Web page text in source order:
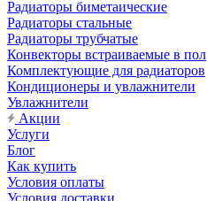
Радиаторы биметаические
Радиаторы стальные
Радиаторы трубчатые
Конвекторы встраиваемые в пол
Комплектующие для радиаторов
Кондиционеры и увлажнители
Увлажнители
Акции
Услуги
Блог
Как купить
Условия оплаты
Условия доставки